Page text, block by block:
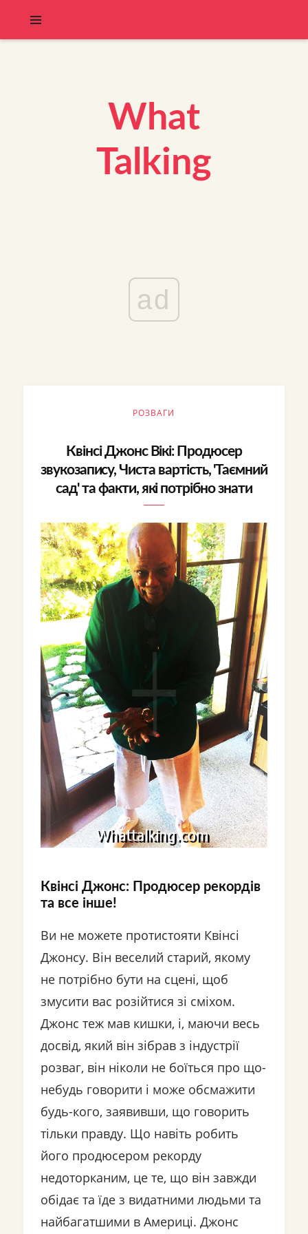
What
Talking
ad
РОЗВАГИ
Квінсі Джонс Вікі: Продюсер
звукозапису, Чиста вартість, 'Таємний
сад' та факти, які потрібно знати
Квінсі Джонс: Продюсер рекордів
та все інше!
Ви не можете протистояти Квінсі
Джонсу. Він веселий старий, якому
не потрібно бути на сцені, щоб
змусити вас розійтися зі сміхом.
Джонс теж мав кишки, і, маючи весь
досвід, який він зібрав з індустрії
розваг, він ніколи не боїться про що-
небудь говорити і може обсмажити
будь-кого, заявивши, що говорить
тільки правду. Що навіть робить
його продюсером рекорду
недоторканим, це те, що він завжди
обідає та їде з видатними людьми та
найбагатшими в Америці. Джонс